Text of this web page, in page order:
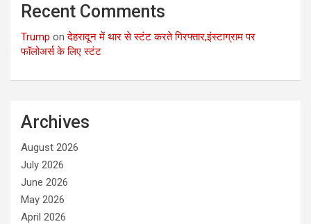
Recent Comments
Trump onदेहरादून में थार से स्टंट करते गिरफ्तार,इंस्टाग्राम पर
फॉलोअर्स के लिए स्टंट
Archives
August 2026
July 2026
June 2026
May 2026
April 2026